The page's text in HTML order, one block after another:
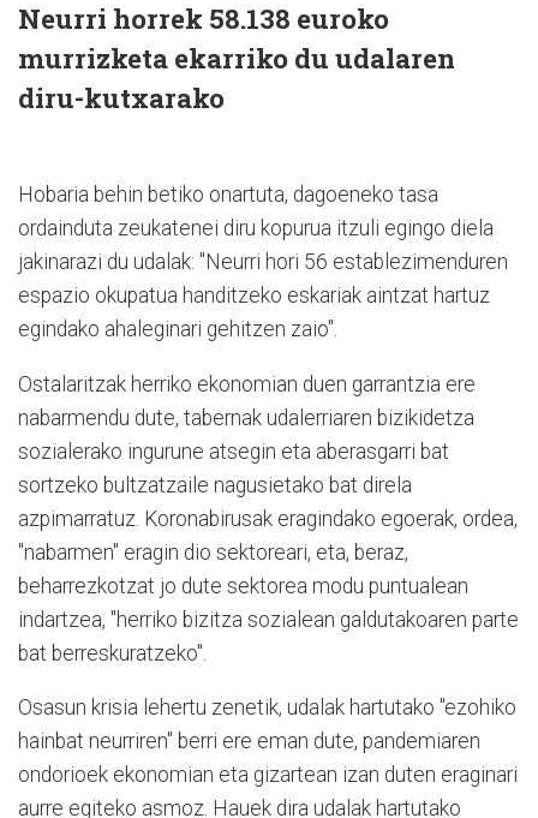
Neurri horrek 58.138 euroko
murrizketa ekarriko du udalaren
diru-kutxarako
Hobaria behin betiko onartuta, dagoeneko tasa
ordainduta zeukatenei diru kopurua itzuli egingo diela
jakinarazi du udalak: "Neurri hori 56 establezimenduren
espazio okupatua handitzeko eskariak aintzat hartuz
egindako ahaleginari gehitzen zaio".
Ostalaritzak herriko ekonomian duen garrantzia ere
nabarmendu dute, tabernak udalerriaren bizikidetza
sozialerako ingurune atsegin eta aberasgarri bat
sortzeko bultzatzaile nagusietako bat direla
azpimarratuz. Koronabirusak eragindako egoerak, ordea,
"nabarmen" eragin dio sektoreari, eta, beraz,
beharrezkotzat jo dute sektorea modu puntualean
indartzea, "herriko bizitza sozialean galdutakoaren parte
bat berreskuratzeko".
Osasun krisia lehertu zenetik, udalak hartutako "ezohiko
hainbat neurriren" berri ere eman dute, pandemiaren
ondorioek ekonomian eta gizartean izan duten eraginari
aurre egiteko asmoz. Hauek dira udalak hartutako